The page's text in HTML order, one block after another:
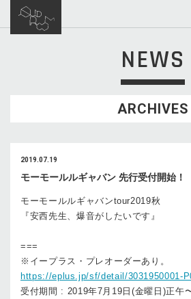
NEWS
ARCHIVES
2019.07.19
モーモールルギャバン 先行受付開始！
モーモールルギャバンtour2019秋
『安西先生、爆音がしたいです』
===
※イープラス・プレオーダーあり。
https://eplus.jp/sf/detail/3031950001-
受付期間 : 2019年7月19日(金曜日)正午